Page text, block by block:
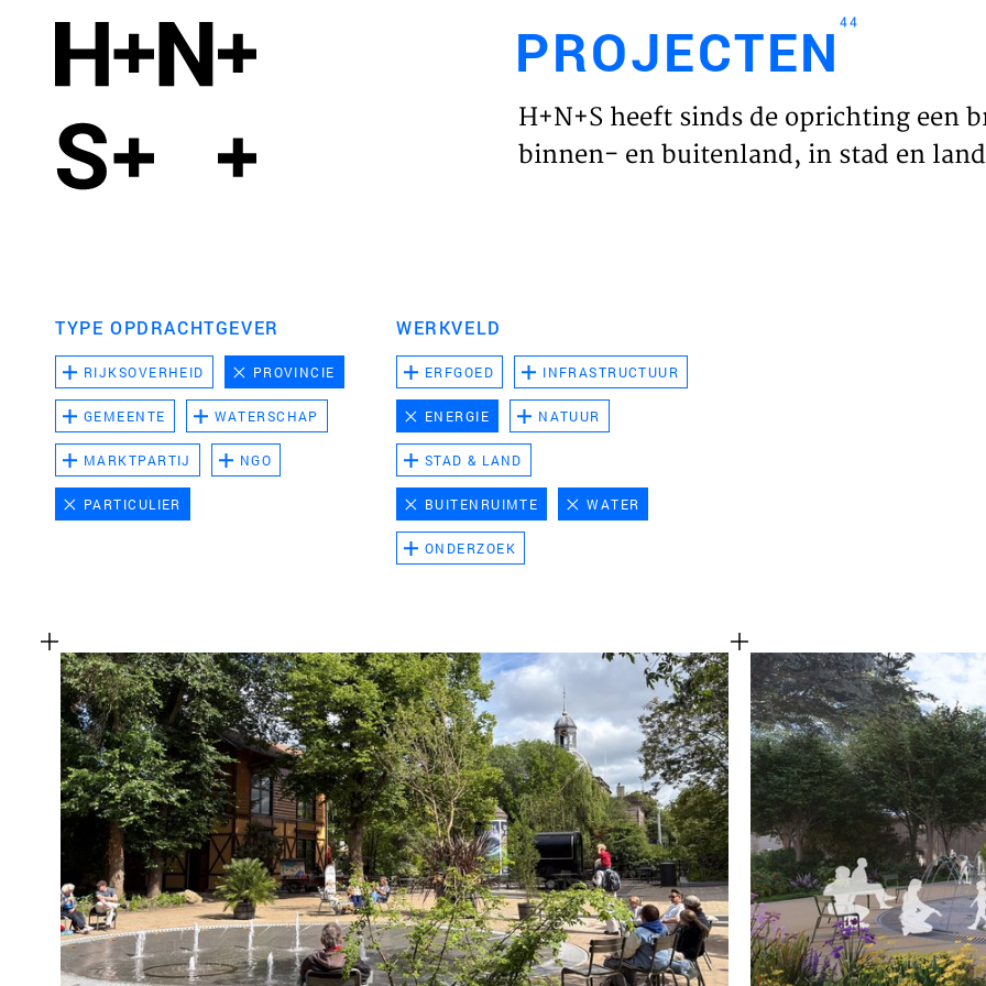
HOME
PROJECTEN 44
H+N+S heeft sinds de oprichting een
binnen- en buitenland, in stad en
TYPE OPDRACHTGEVER
RIJKSOVERHEID PROVINCIE
GEMEENTE WATERSCHAP
MARKTPARTIJ NGO
PARTICULIER
WERKVELD
ERFGOED INFRASTRUCTUUR
ENERGIE NATUUR
STAD & LAND
BUITENRUIMTE WATER
ONDERZOEK